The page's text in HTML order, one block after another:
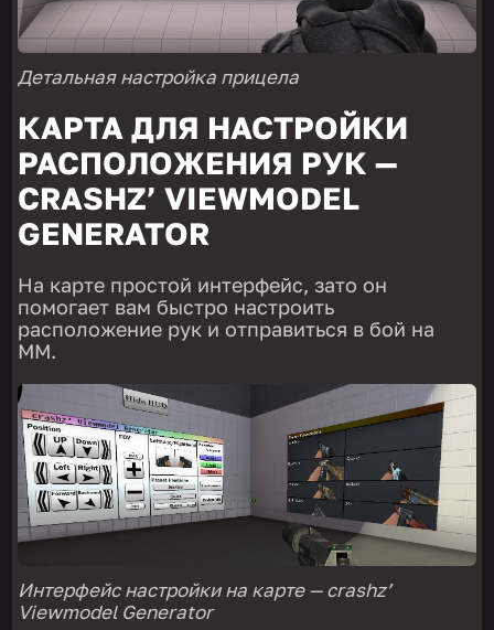
Детальная настройка прицела
КАРТА ДЛЯ НАСТРОЙКИ
РАСПОЛОЖЕНИЯ РУК —
CRASHZ’ VIEWMODEL
GENERATOR
На карте простой интерфейс, зато он
помогает вам быстро настроить
расположение рук и отправиться в бой на
ММ.
Интерфейс настройки на карте — crashz’
Viewmodel Generator